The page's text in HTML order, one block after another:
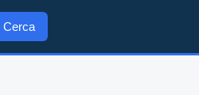
Cerca